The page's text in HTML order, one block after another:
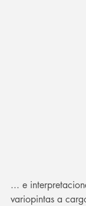
... e
variopintas a